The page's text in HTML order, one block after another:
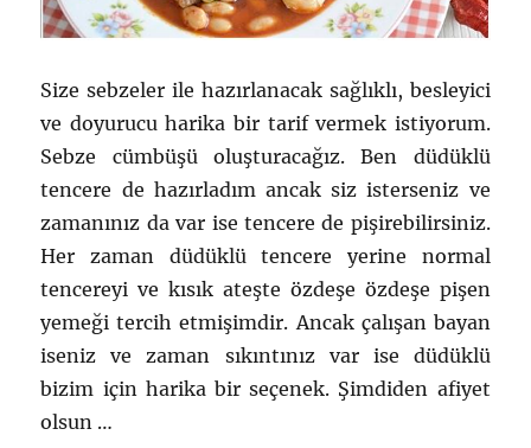
Size sebzeler ile hazırlanacak sağlıklı, besleyici
ve doyurucu harika bir tarif vermek istiyorum.
Sebze cümbüşü oluşturacağız. Ben düdüklü
tencere de hazırladım ancak siz isterseniz ve
zamanınız da var ise tencere de pişirebilirsiniz.
Her zaman düdüklü tencere yerine normal
tencereyi ve kısık ateşte özdeşe özdeşe pişen
yemeği tercih etmişimdir. Ancak çalışan bayan
iseniz ve zaman sıkıntınız var ise düdüklü
bizim için harika bir seçenek. Şimdiden afiyet
olsun …